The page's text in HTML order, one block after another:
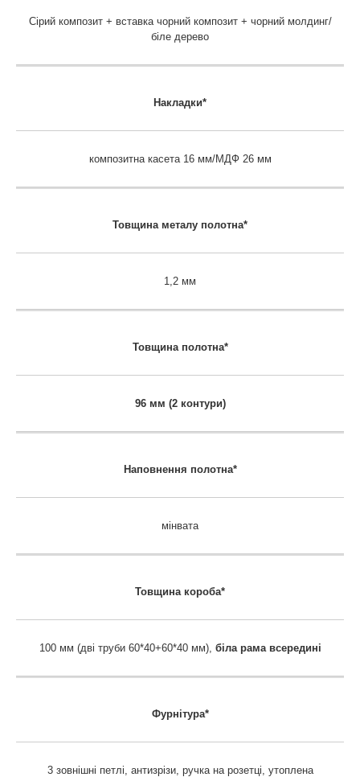
Сірий композит + вставка чорний композит + чорний молдинг/
біле дерево
Накладки*
композитна касета 16 мм/МДФ 26 мм
Товщина металу полотна*
1,2 мм
Товщина полотна*
96 мм (2 контури)
Наповнення полотна*
мінвата
Товщина короба*
100 мм (дві труби 60*40+60*40 мм), біла рама всередині
Фурнітура*
3 зовнішні петлі, антизрізи, ручка на розетці, утоплена